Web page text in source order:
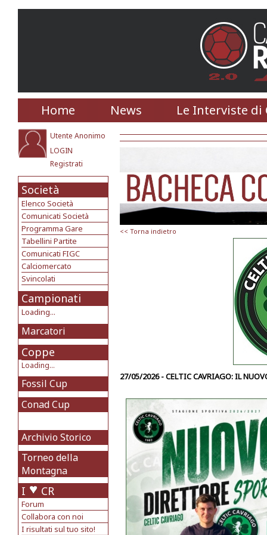
Home News Le Interviste di
Utente Anonimo
LOGIN
Registrati
Società
Elenco Società
Comunicati Società
Programma Gare
Tabellini Partite
Comunicati FIGC
Calciomercato
Svincolati
Campionati
Loading...
Marcatori
Coppe
Loading...
Fossil Cup
Conad Cup
Archivio Storico
Torneo della
Montagna
I CR
Forum
Collabora con noi
I risultati sul tuo sito!
<< Torna indietro
27/05/2026 - CELTIC CAVRIAGO: IL